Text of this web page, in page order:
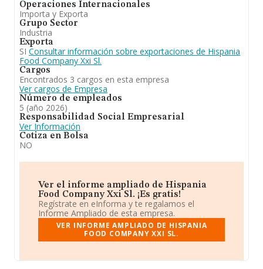
Operaciones Internacionales
Importa y Exporta
Grupo Sector
Industria
Exporta
SI Consultar información sobre exportaciones de Hispania
Food Company Xxi Sl.
Cargos
Encontrados 3 cargos en esta empresa
Ver cargos de Empresa
Número de empleados
5 (año 2026)
Responsabilidad Social Empresarial
Ver Información
Cotiza en Bolsa
NO
Ver el informe ampliado de Hispania
Food Company Xxi Sl. ¡Es gratis!
Regístrate en eInforma y te regalamos el
Informe Ampliado de esta empresa.
VER INFORME AMPLIADO DE HISPANIA
FOOD COMPANY XXI SL.